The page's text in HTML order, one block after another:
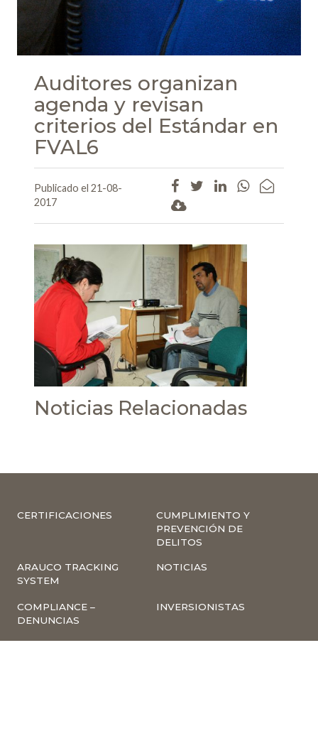
Auditores organizan
agenda y revisan
criterios del Estándar en
FVAL6
Publicado el 21-08-
2017
Noticias Relacionadas
CERTIFICACIONES
CUMPLIMIENTO Y
PREVENCIÓN DE
DELITOS
ARAUCO TRACKING
SYSTEM
NOTICIAS
COMPLIANCE –
DENUNCIAS
INVERSIONISTAS